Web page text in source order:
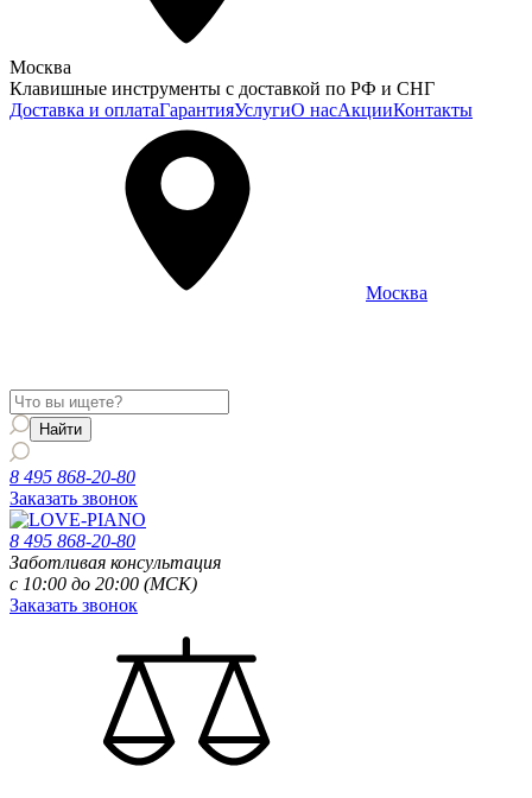
Москва
Клавишные инструменты с доставкой по РФ и СНГ
Доставка и оплатаГарантияУслугиО насАкцииКонтакты
Москва
8 495 868-20-80
Заказать звонок
8 495 868-20-80
Заботливая консультация
с 10:00 до 20:00 (МСК)
Заказать звонок